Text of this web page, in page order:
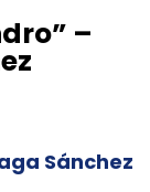
–
Sánchez